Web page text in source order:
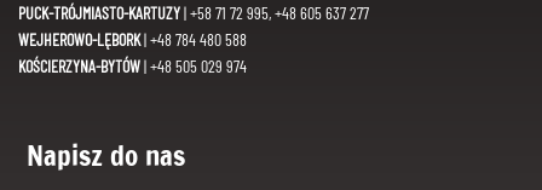
PUCK-TRÓJMIASTO-KARTUZY| +58 71 72 995, +48 605 637 277
WEJHEROWO-LĘBORK| +48 784 480 588
KOŚCIERZYNA-BYTÓW| +48 505 029 974
Napisz do nas